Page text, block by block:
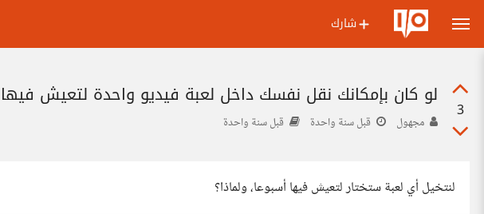
شارك
3
لو كان بإمكانك نقل نفسك داخل لعبة فيديو واحدة لتعيش فيها
مجهول قبل سنة واحدة قبل سنة واحدة
لنتخيل أي لعبة ستختار لتعيش فيها أسبوعا، ولماذا؟